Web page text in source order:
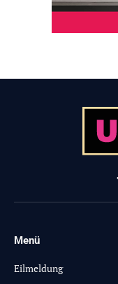
Menü
Eilmeldung